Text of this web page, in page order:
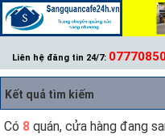
Liên hệ đăng tin 24/7:
Kết quả tìm kiếm
Có 8quán, cửa hàng đang